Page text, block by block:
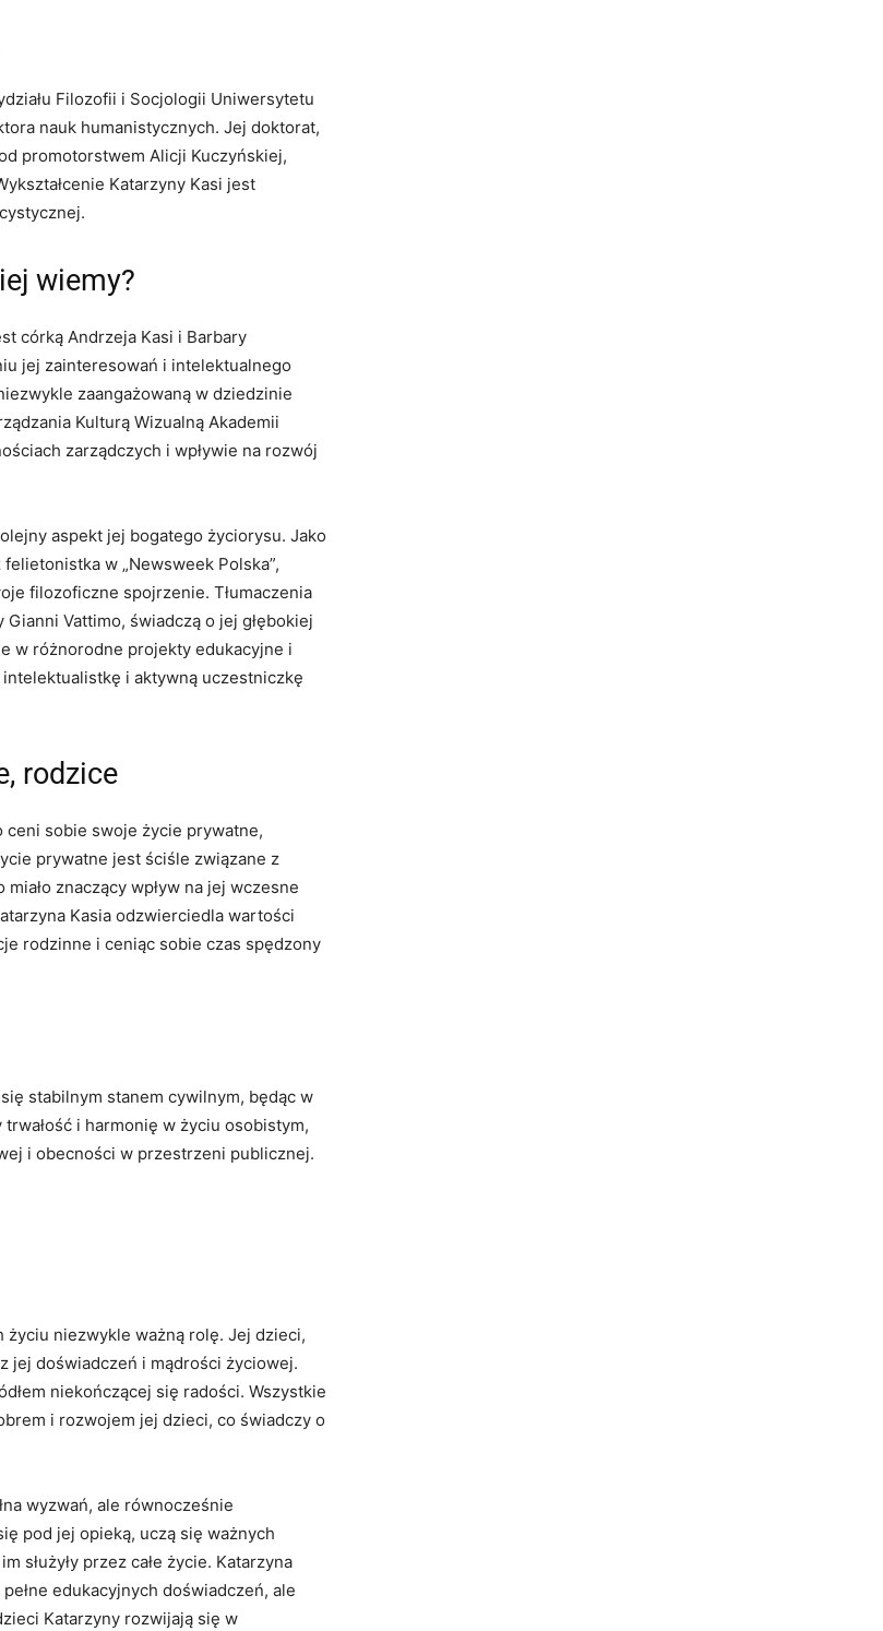
Filozofii i Socjologii Uniwersytetu
nauk humanistycznych. Jej doktorat,
promotorstwem Alicji Kuczyńskiej,
Katarzyny Kasi jest
wiemy?
córką Andrzeja Kasi i Barbary
jej zainteresowań i intelektualnego
zaangażowaną w dziedzinie
Kulturą Wizualną Akademii
zarządczych i wpływie na rozwój
aspekt jej bogatego życiorysu. Jako
w „Newsweek Polska”,
filozoficzne spojrzenie. Tłumaczenia
Vattimo, świadczą o jej głębokiej
w różnorodne projekty edukacyjne i
i aktywną uczestniczkę
rodzice
ceni sobie swoje życie prywatne,
prywatne jest ściśle związane z
znaczący wpływ na jej wczesne
Kasia odzwierciedla wartości
rodzinne i ceniąc sobie czas spędzony
stabilnym stanem cywilnym, będąc w
i harmonię w życiu osobistym,
i obecności w przestrzeni publicznej.
życiu niezwykle ważną rolę. Jej dzieci,
jej doświadczeń i mądrości życiowej.
niekończącej się radości. Wszystkie
i rozwojem jej dzieci, co świadczy o
wyzwań, ale równocześnie
pod jej opieką, uczą się ważnych
służyły przez całe życie. Katarzyna
edukacyjnych doświadczeń, ale
Katarzyny rozwijają się w